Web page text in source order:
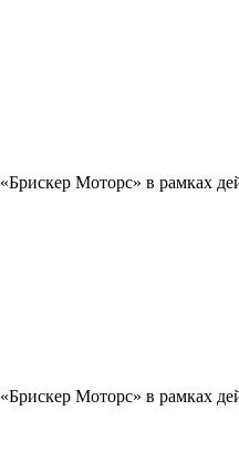
«Брискер Моторс» в рамках
«Брискер Моторс» в рамках